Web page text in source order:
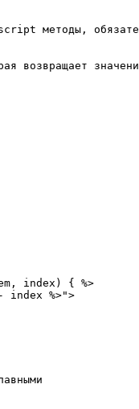
методы,
возвращает
index) { %>
index %>">